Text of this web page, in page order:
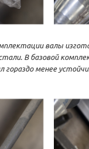
валы
В базовой
гораздо менее